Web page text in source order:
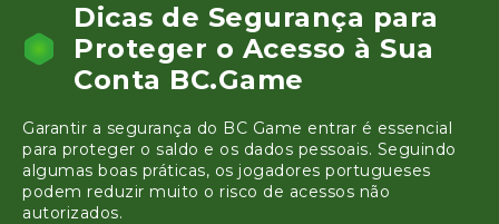
Dicas de Segurança para
Proteger o Acesso à Sua
Conta BC.Game
Garantir a segurança do BC Game entrar é essencial
para proteger o saldo e os dados pessoais. Seguindo
algumas boas práticas, os jogadores portugueses
podem reduzir muito o risco de acessos não
autorizados.